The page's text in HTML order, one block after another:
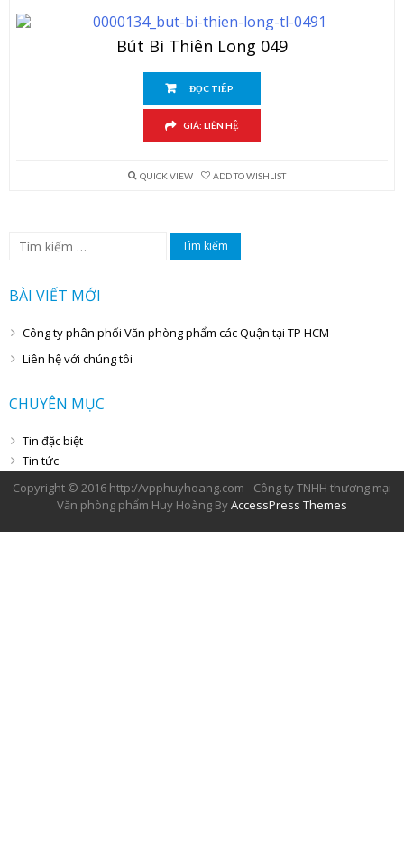
Bút Bi Thiên Long 049
ĐỌC TIẾP
GIÁ: LIÊN HỆ
QUICK VIEW ADD TO WISHLIST
Tìm
kiếm
BÀI VIẾT MỚI
Công ty phân phối Văn phòng phẩm các Quận tại TP HCM
Liên hệ với chúng tôi
CHUYÊN MỤC
Tin đặc biệt
Tin tức
Copyright © 2016 http://vpphuyhoang.com - Công ty TNHH thương mại
Văn phòng phẩm Huy Hoàng ByAccessPress Themes